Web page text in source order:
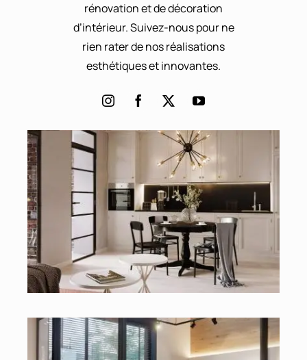
rénovation et de décoration
d’intérieur. Suivez-nous pour ne
rien rater de nos réalisations
esthétiques et innovantes.